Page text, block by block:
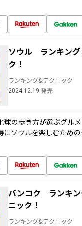
ソウル ランキング
ク！
ランキング&テクニック
2024.12.19 発売
球の歩き方が選ぶグル
にソウルを楽しむため
バンコク ランキン
ニック！
ランキング&テクニック